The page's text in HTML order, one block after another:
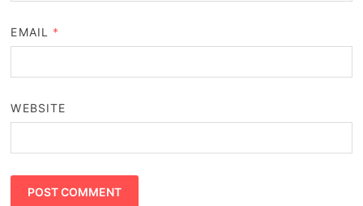
EMAIL *
WEBSITE